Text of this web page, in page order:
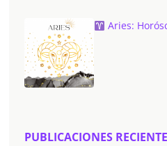
Aries:
PUBLICACIONES